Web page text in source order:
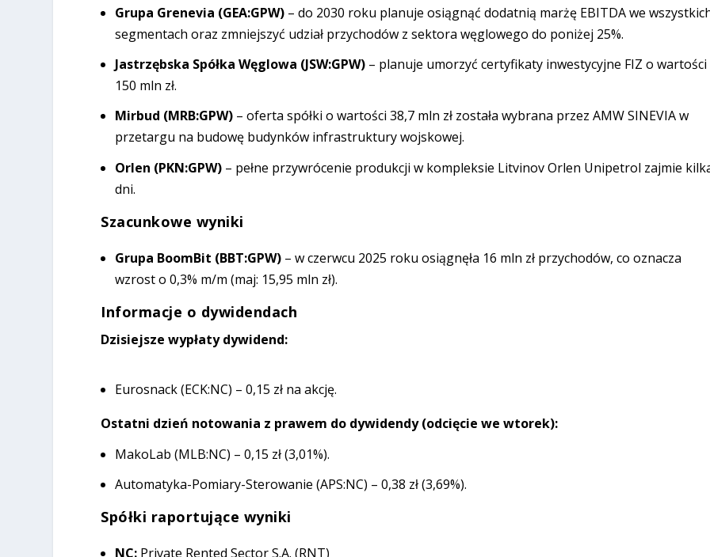
Grupa Grenevia (GEA:GPW) – do 2030 roku planuje osiągnąć dodatnią marżę EBITDA we
segmentach oraz zmniejszyć udział przychodów z sektora węglowego do poniżej 25%.
Jastrzębska Spółka Węglowa (JSW:GPW) – planuje umorzyć certyfikaty inwestycyjne FIZ o wartości
150 mln zł.
Mirbud (MRB:GPW) – oferta spółki o wartości 38,7 mln zł została wybrana przez AMW SINEVIA w
przetargu na budowę budynków infrastruktury wojskowej.
Orlen (PKN:GPW) – pełne przywrócenie produkcji w kompleksie Litvinov Orlen Unipetrol zajmie
dni.
Szacunkowe wyniki
Grupa BoomBit (BBT:GPW) – w czerwcu 2025 roku osiągnęła 16 mln zł przychodów, co oznacza
wzrost o 0,3% m/m (maj: 15,95 mln zł).
Informacje o dywidendach
Dzisiejsze wypłaty dywidend:
Eurosnack (ECK:NC) – 0,15 zł na akcję.
Ostatni dzień notowania z prawem do dywidendy (odcięcie we wtorek):
MakoLab (MLB:NC) – 0,15 zł (3,01%).
Automatyka-Pomiary-Sterowanie (APS:NC) – 0,38 zł (3,69%).
Spółki raportujące wyniki
NC: Private Rented Sector S.A. (RNT)